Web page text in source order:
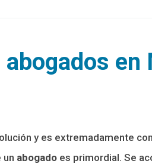
en
y es extremadamente
un abogado es primordial. Se